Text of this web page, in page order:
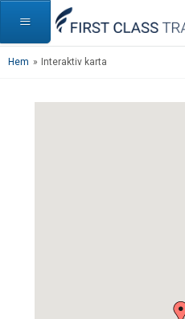
Hem » Interaktiv karta